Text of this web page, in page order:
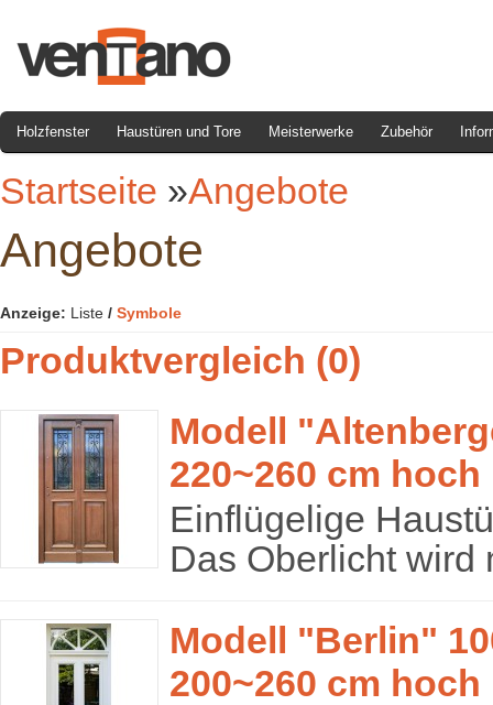
Holzfenster Haustüren und Tore Meisterwerke Zubehör
Startseite »Angebote
Angebote
Anzeige: Liste / Symbole
Produktvergleich (0)
Modell
220~260 cm hoch
Einflügelige
Das Oberlicht wird
Modell "Berlin"
200~260 cm hoch